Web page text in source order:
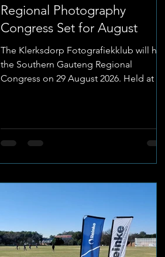
Regional Photography
Congress Set for August
The Klerksdorp Fotografiekklub will host
the Southern Gauteng Regional
Congress on 29 August 2026. Held at the
begins at 07:30, with fees set at R400 for
adults and R200 for high school learners.
08:30. Holding an APSSA